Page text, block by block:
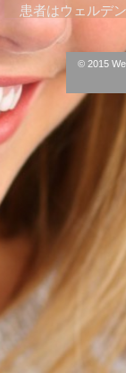
患者はウェルデ
女の歯並びも矯
患者（東京）
後
© 2015